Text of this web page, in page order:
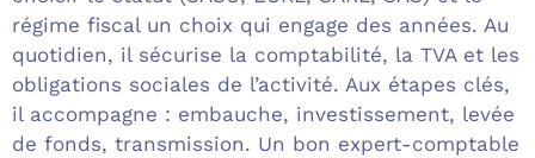
régime fiscal un choix qui engage des années. Au
quotidien, il sécurise la comptabilité, la TVA et les
obligations sociales de l’activité. Aux étapes clés,
il accompagne : embauche, investissement, levée
de fonds, transmission. Un bon expert-comptable